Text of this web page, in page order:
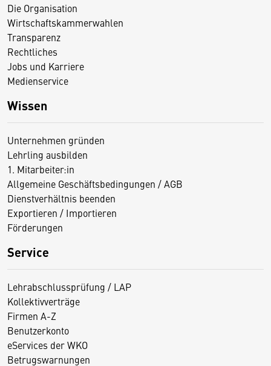
Die Organisation
Wirtschaftskammerwahlen
Transparenz
Rechtliches
Jobs und Karriere
Medienservice
Wissen
Unternehmen gründen
Lehrling ausbilden
1. Mitarbeiter:in
Allgemeine Geschäftsbedingungen / AGB
Dienstverhältnis beenden
Exportieren / Importieren
Förderungen
Service
Lehrabschlussprüfung / LAP
Kollektivverträge
Firmen A-Z
Benutzerkonto
eServices der WKO
Betrugswarnungen